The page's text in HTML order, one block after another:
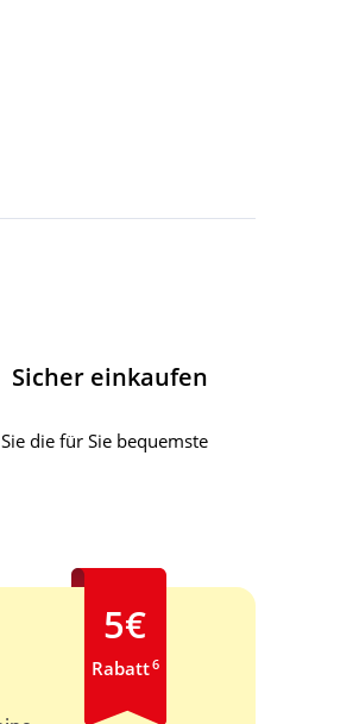
Sicher einkaufen
die für Sie bequemste
5€
Rabatt6